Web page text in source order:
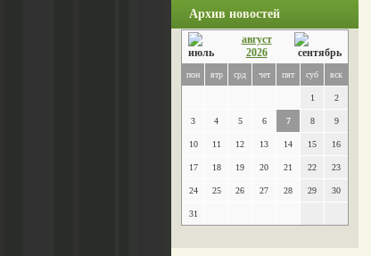
Архив новостей
август
2026
пон втр срд чет пят суб вск
1 2
3 4 5 6 7 8 9
10 11 12 13 14 15 16
17 18 19 20 21 22 23
24 25 26 27 28 29 30
31